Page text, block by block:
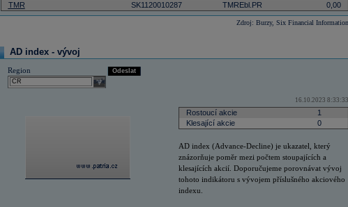
TMR
SK1120010287 TMREbl.PR 0,00
Zdroj: Burzy, Six Financial Information
AD index - vývoj
Region
select
Odeslat
16.10.2023 8:33:33
Rostoucí akcie
1
Klesající akcie
0
AD index (Advance-Decline) je ukazatel, který
znázorňuje poměr mezi počtem stoupajících a
klesajících akcií. Doporučujeme porovnávat vývoj
tohoto indikátoru s vývojem příslušného akciového
indexu.